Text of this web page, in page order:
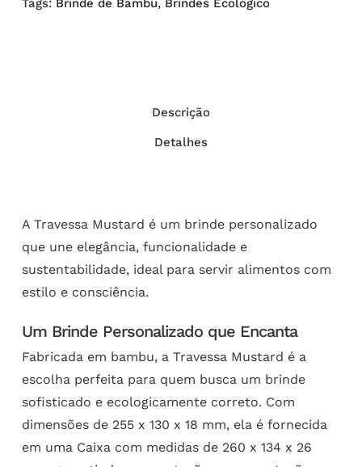
Tags: Brinde de Bambu, Brindes Ecológico
Descrição
Detalhes
A Travessa Mustard é um brinde personalizado
que une elegância, funcionalidade e
sustentabilidade, ideal para servir alimentos com
estilo e consciência.
Um Brinde Personalizado que Encanta
Fabricada em bambu, a Travessa Mustard é a
escolha perfeita para quem busca um brinde
sofisticado e ecologicamente correto. Com
dimensões de 255 x 130 x 18 mm, ela é fornecida
em uma Caixa com medidas de 260 x 134 x 26